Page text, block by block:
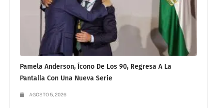
Pamela Anderson, Ícono De Los 90, Regresa A La
Pantalla Con Una Nueva Serie
AGOSTO 5, 2026